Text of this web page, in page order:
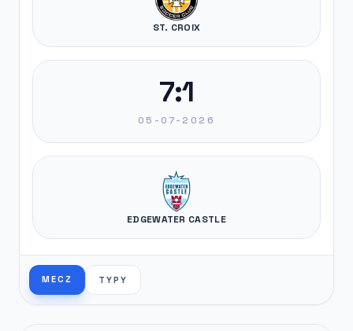
ST. CROIX
7:1
05-07-2026
EDGEWATER CASTLE
MECZ TYPY